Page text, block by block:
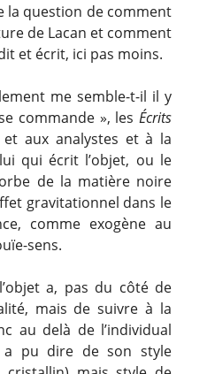
la question de comment
de Lacan et comment
et écrit, ici pas moins.
me semble-t-il il y
commande », les Écrits
aux analystes et à la
qui écrit l’objet, ou le
de la matière noire
gravitationnel dans le
comme exogène au
sens.
a, pas du côté de
mais de suivre à la
au delà de l’individual
a pu dire de son style